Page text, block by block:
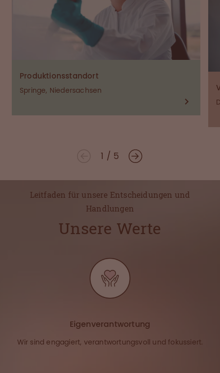
Produktionsstandort
Springe, Niedersachsen
1 / 5
Leitfaden für unsere Entscheidungen und
Handlungen
Unsere Werte
Eigenverantwortung
Wir sind engagiert, verantwortungsvoll und fokussiert.